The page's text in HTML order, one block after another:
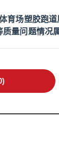
育场塑胶跑
量问题情况
)